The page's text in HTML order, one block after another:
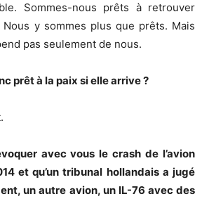
Sommes-nous prêts à retrouver
y sommes plus que prêts. Mais
pas seulement de nous.
prêt à la paix si elle arrive ?
avec vous le crash de l’avion
et qu’un tribunal hollandais a jugé
un autre avion, un IL-76 avec des